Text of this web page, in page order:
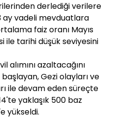
derlediği verilere
ay vadeli mevduatlara
faiz oranı Mayıs
ile tarihi düşük seviyesini
alımını azaltacağını
Gezi olayları ve
ile devam eden süreçte
yaklaşık 500 baz
yükseldi.